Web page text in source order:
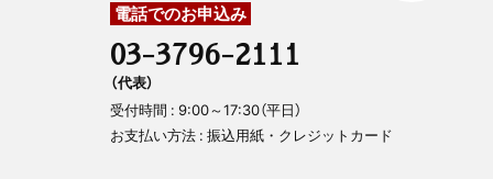
電話でのお申込み
03-3796-2111
（代表）
受付時間 : 9:00～17:30（平日）
お支払い方法 : 振込用紙・クレジットカード